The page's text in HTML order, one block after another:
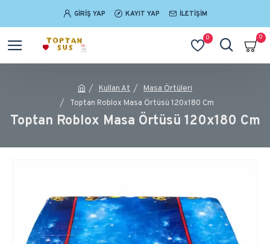
GIRIŞ YAP KAYIT YAP İLETIŞIM
0 0
Kullan At
Masa Örtüleri
Toptan Roblox Masa Örtüsü 120x180 Cm
Toptan Roblox Masa Örtüsü 120x180 Cm